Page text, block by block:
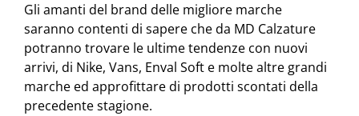
Gli amanti del brand delle migliore marche
saranno contenti di sapere che da MD Calzature
potranno trovare le ultime tendenze con nuovi
arrivi, di Nike, Vans, Enval Soft e molte altre grandi
marche ed approfittare di prodotti scontati della
precedente stagione.